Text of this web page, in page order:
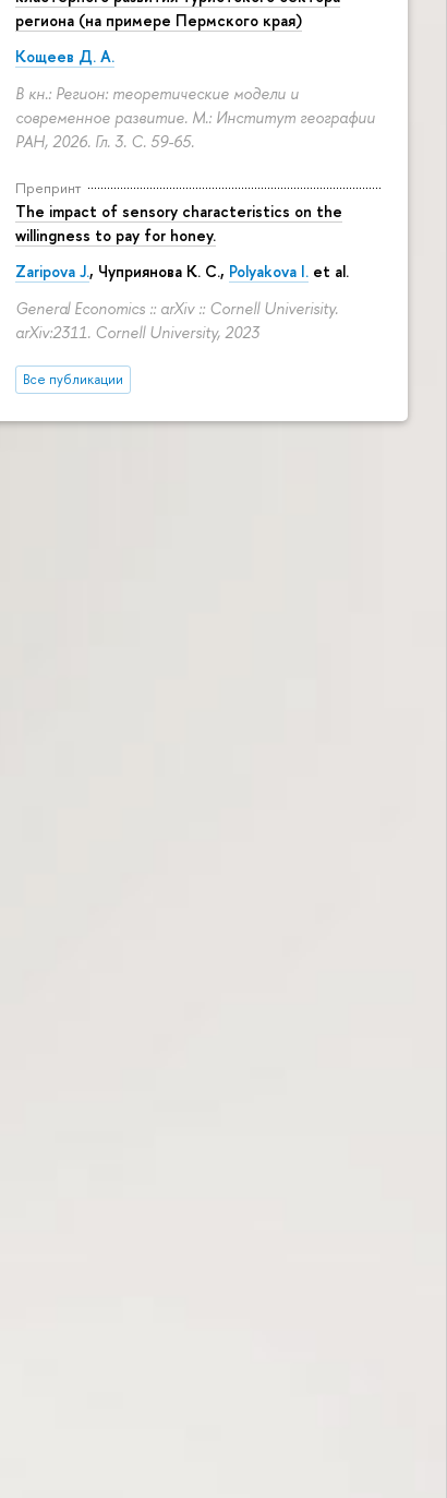
региона (на примере Пермского края)
Кощеев Д. А.
В кн.: Регион: теоретические модели и
современное развитие. М.: Институт географии
РАН, 2026. Гл. 3. С. 59-65.
Препринт
The impact of sensory characteristics on the
willingness to pay for honey.
Zaripova J., Чуприянова К. С., Polyakova I. et al.
General Economics :: arXiv :: Cornell Univerisity.
arXiv:2311. Cornell University, 2023
Все публикации